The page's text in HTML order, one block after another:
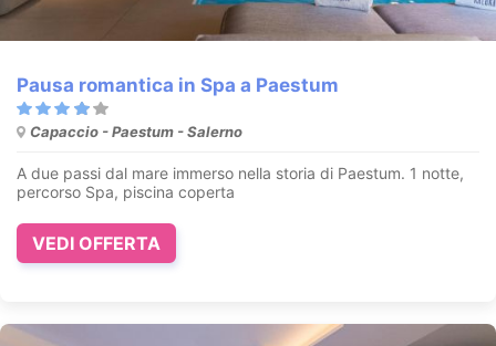
Pausa romantica in Spa a Paestum
Capaccio - Paestum - Salerno
A due passi dal mare immerso nella storia di Paestum. 1 notte,
percorso Spa, piscina coperta
VEDI OFFERTA